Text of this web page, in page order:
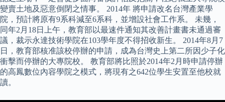
變賣土地及惡意倒閉之情事。 2014年 將申請改名台灣產業學
院，預計將原有9系科減至6系科，並增設社會工作系。 未幾，
同年2月18日上午，教育部以最速件通知其改善計畫書未通過審
議，裁示永達技術學院在103學年度不得招收新生。 2014年8月7
日，教育部核准該校停辦的申請，成為台灣史上第二所因少子化
衝擊而停辦的大專院校。 教育部將比照於2014年2月時申請停辦
的高鳳數位內容學院之模式，將現有之642位學生安置至他校就
讀。